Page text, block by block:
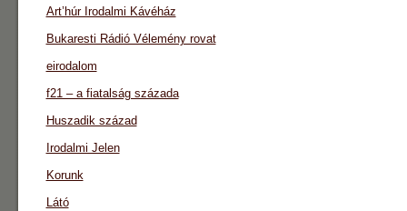
Art’húr Irodalmi Kávéház
Bukaresti Rádió Vélemény rovat
eirodalom
f21 – a fiatalság százada
Huszadik század
Irodalmi Jelen
Korunk
Látó